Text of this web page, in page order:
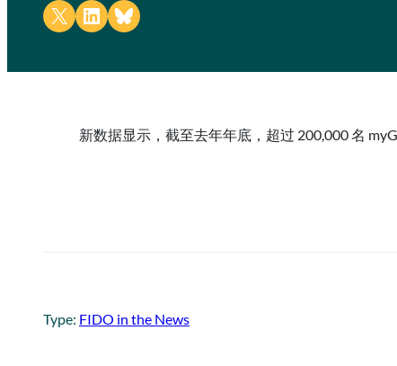
Share on X Share on LinkedIn
Share on Bluesky
新数据显示，截至去年年底，超过 200,000 名
Type: FIDO in the News